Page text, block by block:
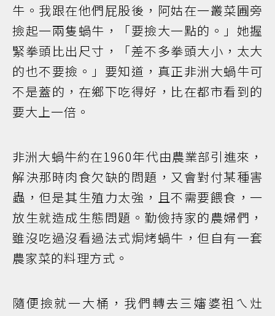
牛。我跟在他們屁股後，阿姑在一叢菜圃旁
撿起一兩隻蝸牛，「要撿大一點的。」她握
緊拳頭比出尺寸，「差不多拳頭大小，太大
的也不要撿。」要知道，真正非洲大蝸牛可
不是蓋的，在鄉下吃得好，比在都市看到的
要大上一倍。
非洲大蝸牛約在1960年代由農業部引進來，
解決那時肉食欠缺的問題，又會對付某種害
蟲，但是其生殖力太強，且不需要餵食，一
放生就造成生態問題。勤儉持家的農婦們，
雖沒吃過沒看過法式焗烤蝸牛，但自有一套
農家菜的料理方式。
隨便撿就一大桶，我們轉去三嬸婆祖ㄟ灶